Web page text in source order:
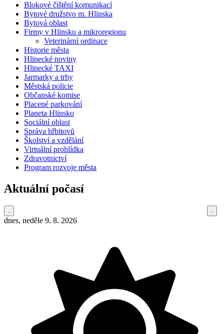
Blokové čištění komunikací
Bytové družstvo m. Hlinska
Bytová oblast
Firmy v Hlinsku a mikroregionu
Veterinární ordinace
Historie města
Hlinecké noviny
Hlinecké TAXI
Jarmarky a trhy
Městská policie
Občanské komise
Placené parkování
Planeta Hlinsko
Sociální oblast
Správa hřbitovů
Školství a vzdělání
Virtuální prohlídka
Zdravotnictví
Program rozvoje města
Aktuální počasí
dnes, neděle 9. 8. 2026